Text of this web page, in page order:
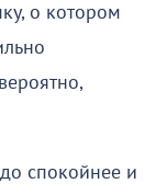
о котором
спокойнее и